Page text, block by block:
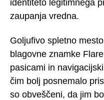
identiteto legitimnega
zaupanja vredna.
Goljufivo spletno
blagovne znamke
pasicami in
čim bolj posnemalo
so obveščeni, da jim